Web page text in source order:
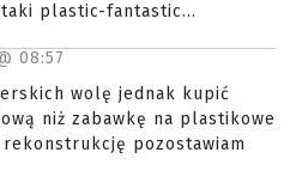
plastic-fantastic...
08:57
wolę jednak kupić
niż zabawkę na plastikowe
pozostawiam